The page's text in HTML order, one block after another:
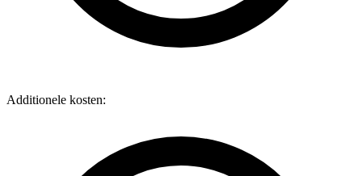
Additionele kosten: